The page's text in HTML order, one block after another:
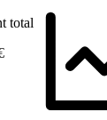
total